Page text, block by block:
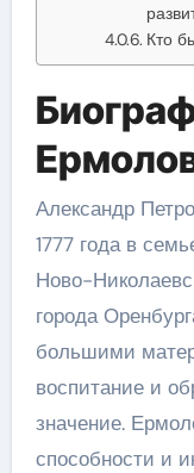
Кто
Александр
1777 года в
Ново-
города
большими
воспитание и
значение.
способности и